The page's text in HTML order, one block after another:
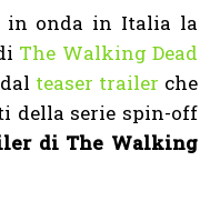
in onda in Italia la
The Walking Dead
teaser trailer che
della serie spin-off
di The Walking